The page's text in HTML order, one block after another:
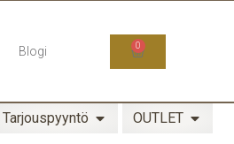
Blogi 0
Tarjouspyyntö OUTLET